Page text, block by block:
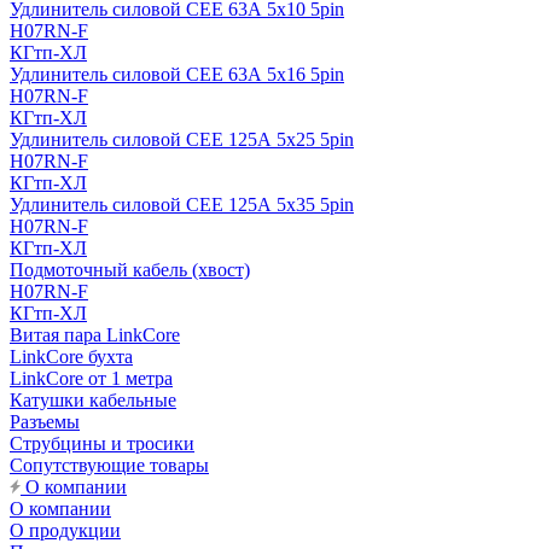
Удлинитель силовой CEE 63А 5x10 5pin
H07RN-F
КГтп-ХЛ
Удлинитель силовой CEE 63А 5x16 5pin
H07RN-F
КГтп-ХЛ
Удлинитель силовой CEE 125А 5x25 5pin
H07RN-F
КГтп-ХЛ
Удлинитель силовой CEE 125А 5x35 5pin
H07RN-F
КГтп-ХЛ
Подмоточный кабель (хвост)
H07RN-F
КГтп-ХЛ
Витая пара LinkCore
LinkCore бухта
LinkCore от 1 метра
Катушки кабельные
Разъемы
Струбцины и тросики
Сопутствующие товары
О компании
О компании
О продукции